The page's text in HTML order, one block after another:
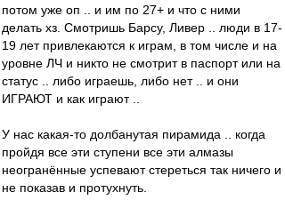
потом уже оп .. и им по 27+ и что с ними
делать хз. Смотришь Барсу, Ливер .. люди в 17-
19 лет привлекаются к играм, в том числе и на
уровне ЛЧ и никто не смотрит в паспорт или на
статус .. либо играешь, либо нет .. и они
ИГРАЮТ и как играют ..
У нас какая-то долбанутая пирамида .. когда
пройдя все эти ступени все эти алмазы
неогранённые успевают стереться так ничего и
не показав и протухнуть.